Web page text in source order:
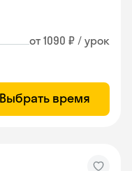
от 1090 ₽ / урок
Выбрать время